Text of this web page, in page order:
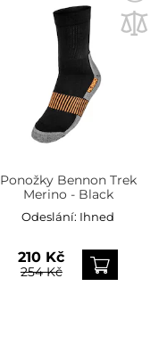
Ponožky Bennon Trek
Merino - Black
Odeslání: Ihned
210 Kč
254 Kč